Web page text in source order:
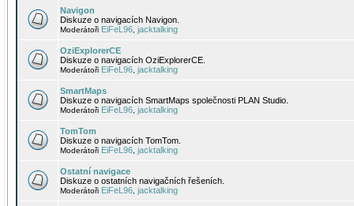
Navigon
Diskuze o navigacích Navigon.
Moderátoři EiFeL96 jacktalking
OziExplorerCE
Diskuze o navigacích OziExplorerCE.
Moderátoři EiFeL96 jacktalking
SmartMaps
Diskuze o navigacích SmartMaps společnosti PLAN Studio.
Moderátoři EiFeL96 jacktalking
TomTom
Diskuze o navigacích TomTom.
Moderátoři EiFeL96 jacktalking
Ostatní navigace
Diskuze o ostatních navigačních řešeních.
Moderátoři EiFeL96 jacktalking